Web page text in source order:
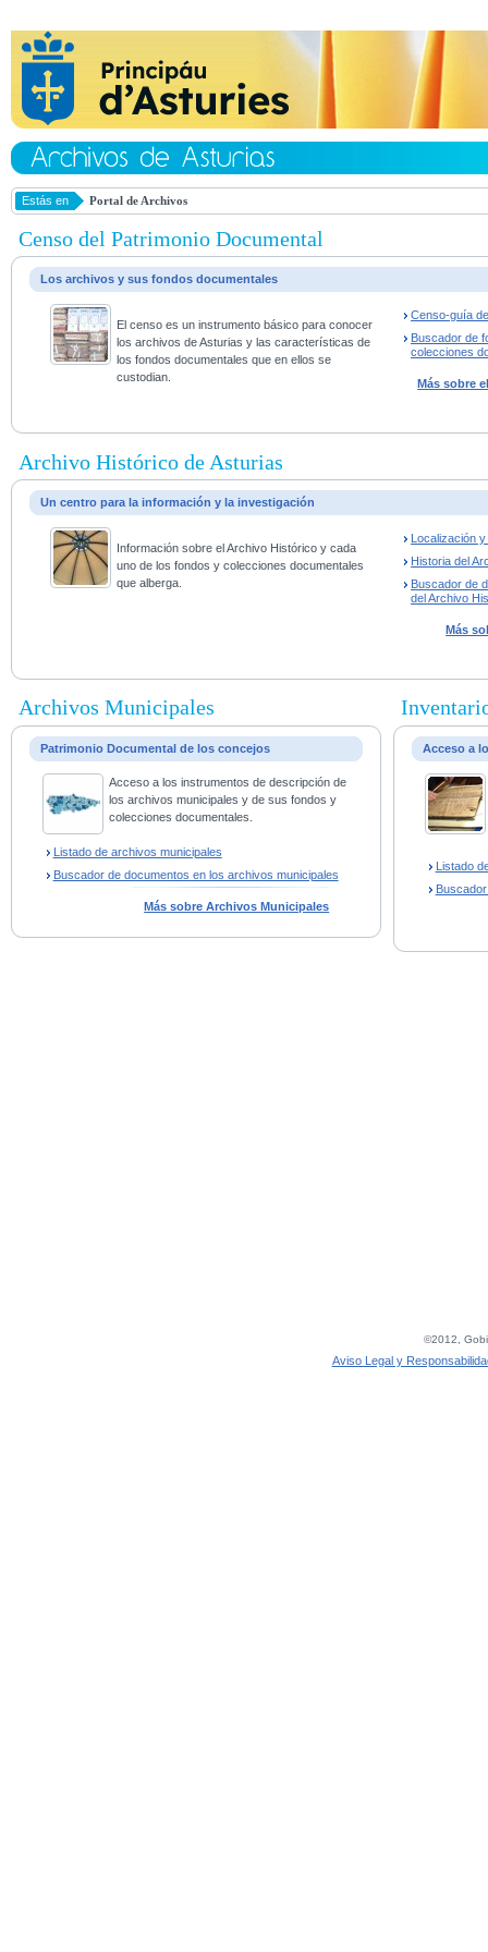
Estás en Portal de Archivos
Censo del Patrimonio Documental
Los archivos y sus fondos documentales
El censo es un instrumento básico para conocer
los archivos de Asturias y las características de
los fondos documentales que en ellos se
custodian.
Censo-guía
Buscador de
colecciones
Más sobre
Archivo Histórico de Asturias
Un centro para la información y la investigación
Información sobre el Archivo Histórico y cada
uno de los fondos y colecciones documentales
que alberga.
Localización
Historia del
Buscador de
del Archivo
Más
Archivos Municipales
Patrimonio Documental de los concejos
Acceso a los instrumentos de descripción de
los archivos municipales y de sus fondos y
colecciones documentales.
Listado de archivos municipales
Buscador de documentos en los archivos municipales
Más sobre Archivos Municipales
Acceso a
Listado
©2012,
Aviso Legal y